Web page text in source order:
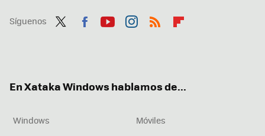
Síguenos
En Xataka Windows hablamos de...
Windows
Móviles